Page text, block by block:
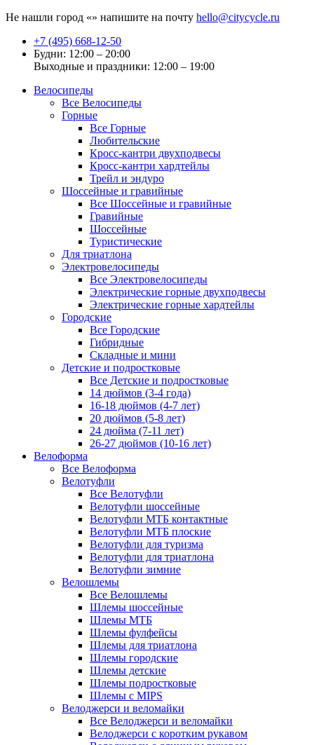
Не нашли город «» напишите на почту hello@citycycle.ru
+7 (495) 668-12-50
Будни: 12:00 – 20:00
Выходные и праздники: 12:00 – 19:00
Велосипеды
Все Велосипеды
Горные
Все Горные
Любительские
Кросс-кантри двухподвесы
Кросс-кантри хардтейлы
Трейл и эндуро
Шоссейные и гравийные
Все Шоссейные и гравийные
Гравийные
Шоссейные
Туристические
Для триатлона
Электровелосипеды
Все Электровелосипеды
Электрические горные двухподвесы
Электрические горные хардтейлы
Городские
Все Городские
Гибридные
Складные и мини
Детские и подростковые
Все Детские и подростковые
14 дюймов (3-4 года)
16-18 дюймов (4-7 лет)
20 дюймов (5-8 лет)
24 дюйма (7-11 лет)
26-27 дюймов (10-16 лет)
Велоформа
Все Велоформа
Велотуфли
Все Велотуфли
Велотуфли шоссейные
Велотуфли МТБ контактные
Велотуфли МТБ плоские
Велотуфли для туризма
Велотуфли для триатлона
Велотуфли зимние
Велошлемы
Все Велошлемы
Шлемы шоссейные
Шлемы МТБ
Шлемы фулфейсы
Шлемы для триатлона
Шлемы городские
Шлемы детские
Шлемы подростковые
Шлемы с MIPS
Велоджерси и веломайки
Все Велоджерси и веломайки
Велоджерси с коротким рукавом